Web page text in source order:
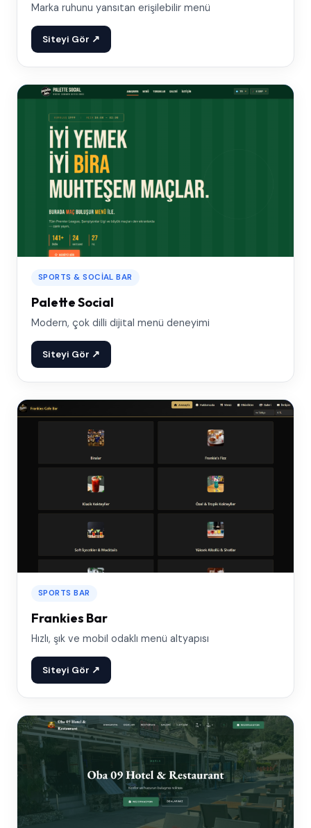
Marka ruhunu yansıtan erişilebilir menü
Siteyi Gör ↗
SPORTS & SOCIAL BAR
Palette Social
Modern, çok dilli dijital menü deneyimi
Siteyi Gör ↗
SPORTS BAR
Frankies Bar
Hızlı, şık ve mobil odaklı menü altyapısı
Siteyi Gör ↗